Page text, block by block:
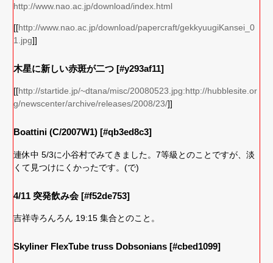
http://www.nao.ac.jp/download/index.html
[[http://www.nao.ac.jp/download/papercraft/gekkyuugiKansei_0
1.jpg]]
木星に新しい赤斑が二つ [#y293af11]
[[http://startide.jp/~dtana/misc/20080523.jpg:http://hubblesite.or
g/newscenter/archive/releases/2008/23/]]
Boattini (C/2007W1) [#qb3ed8c3]
連休中 5/3に小谷村でみてきました。7等級とのことですが、淡
くて見つけにくかったです。(で)
4/11 突発飲み会 [#f52de753]
吉祥寺ろんろん 19:15 集合とのこと。
Skyliner FlexTube truss Dobsonians [#cbed1099]